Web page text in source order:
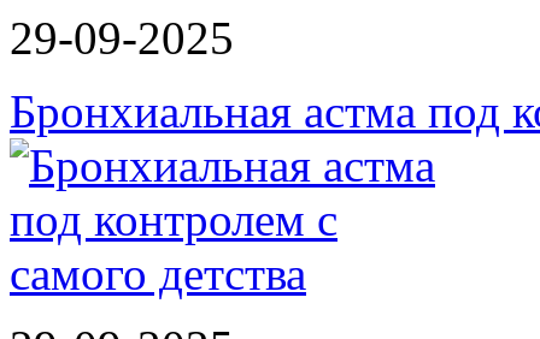
29-09-2025
Бронхиальная астма под